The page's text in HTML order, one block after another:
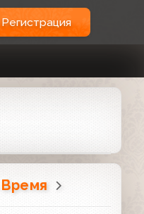
Регистрация
Время